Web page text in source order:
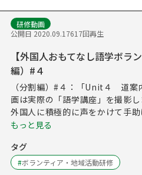
研修動画
公開日 2020.09.17617回再生
【外国人おもてなし語学ボラ
編）#４
（分割編）#４：「Unit４ 道案
画は実際の「語学講座」を撮影
外国人に積極的に声をかけて手
もっと見る
タグ
#ボランティア・地域活動研修